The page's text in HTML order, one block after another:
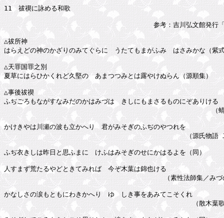
11　祓禊に詠める和歌
参考：吉川弘文館発行「古事
△祓所神
はらえどの神のかざりのみてぐらに　うたてもまがふみゝはさみかな（紫
△天罪国罪之別
夏草にはらひかくれど久堅の　あまつつみとは露やけぬらん（源順集）
△事後祓禊
ふぢごろもながすなみだのかはみづは　きしにもまさるものにぞありける
（蜻蛉日記
かけきやは川瀬の波も立かへり　君がみそぎのふぢのやつれを
（源氏物語 二十一乙
ふぢ衣きしは昨日と思ふまに　けふはみそぎのせにかはるよを（同）
人すまず荒たるやどときてみれば　今ぞ木葉は錦也ける
（素性法師集／みづのをの
かなしさの涙もともにわきかへり　ゆゝしき事をあみてこそくれ
（散木葉歌集 六悲